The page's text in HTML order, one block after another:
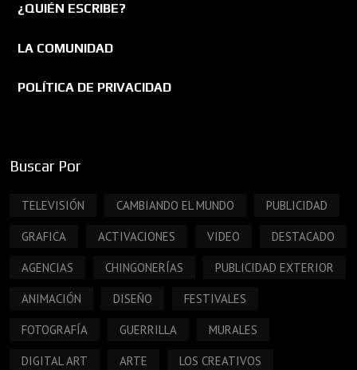
¿QUIÉN ESCRIBE?
LA COMUNIDAD
POLÍTICA DE PRIVACIDAD
Buscar Por
TELEVISIÓN CAMBIANDO EL MUNDO PUBLICIDAD
GRAFICA ACTIVACIONES VIDEO DESTACADO
AGENCIAS CHINGONERÍAS PUBLICIDAD EXTERIOR
ANIMACIÓN DISEÑO FESTIVALES
FOTOGRAFÍA GUERRILLA MURALES
DIGITAL ART ARTE LOS CREATIVOS